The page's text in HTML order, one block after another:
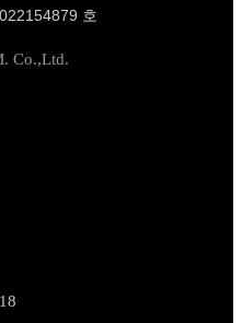
호
Co.,Ltd.